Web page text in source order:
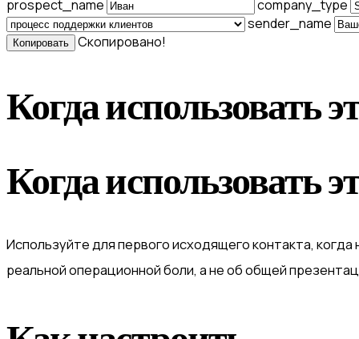
prospect_name
company_type
sender_name
Копировать Скопировано!
Когда использовать
Когда использовать
Используйте для первого исходящего контакта, когда
реальной операционной боли, а не об общей